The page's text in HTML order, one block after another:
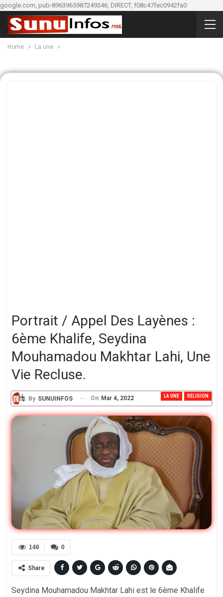
google.com, pub-8963965987249346, DIRECT, f08c47fec0942fa0
Home La une
Portrait / Appel Des Layènes :
6ème Khalife, Seydina
Mouhamadou Makhtar Lahi, Une
Vie Recluse.
LA UNE RELIGION
By SUNUINFOS On Mar 4, 2022
0
146
Share
Seydina Mouhamadou Makhtar Lahi est le 6ème Khalife